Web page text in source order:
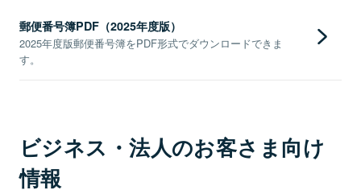
郵便番号簿PDF（2025年度版）
2025年度版郵便番号簿をPDF形式でダウンロードできま
す。
ビジネス・法人のお客さま向け
情報